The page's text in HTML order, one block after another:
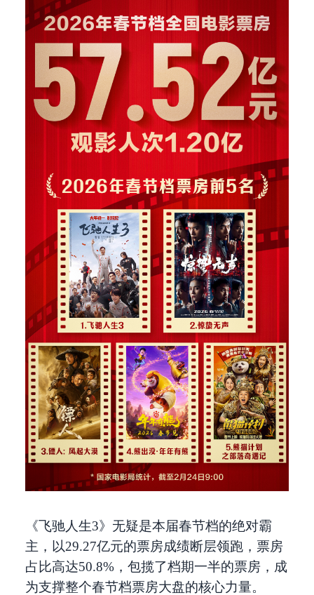
《飞驰人生3》无疑是本届春节档的绝对霸
主，以29.27亿元的票房成绩断层领跑，票房
占比高达50.8%，包揽了档期一半的票房，成
为支撑整个春节档票房大盘的核心力量。